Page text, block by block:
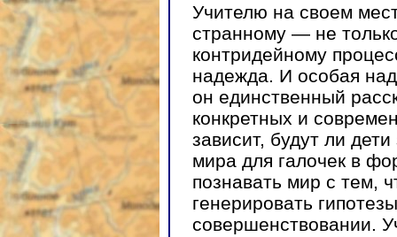
Учителю на своем
странному — не
контридейному
надежда. И особая
он единственный
конкретных и
зависит, будут ли
мира для галочек в
познавать мир с тем,
генерировать
совершенствовании.